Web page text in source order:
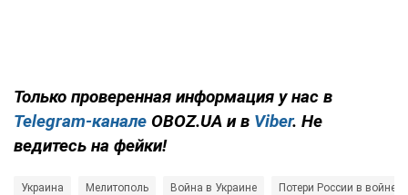
Только проверенная информация у нас в
Telegram-канале OBOZ.UA и в Viber. Не
ведитесь на фейки!
Украина Мелитополь Война в Украине Потери России в войне